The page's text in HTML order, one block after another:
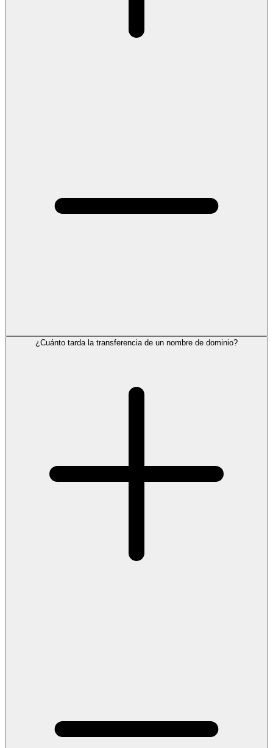
¿Cuánto tarda la transferencia de un nombre de dominio?